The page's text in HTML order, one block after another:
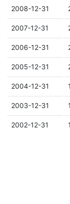
2008-12-31
2007-12-31
2006-12-31
2005-12-31
2004-12-31
2003-12-31
2002-12-31